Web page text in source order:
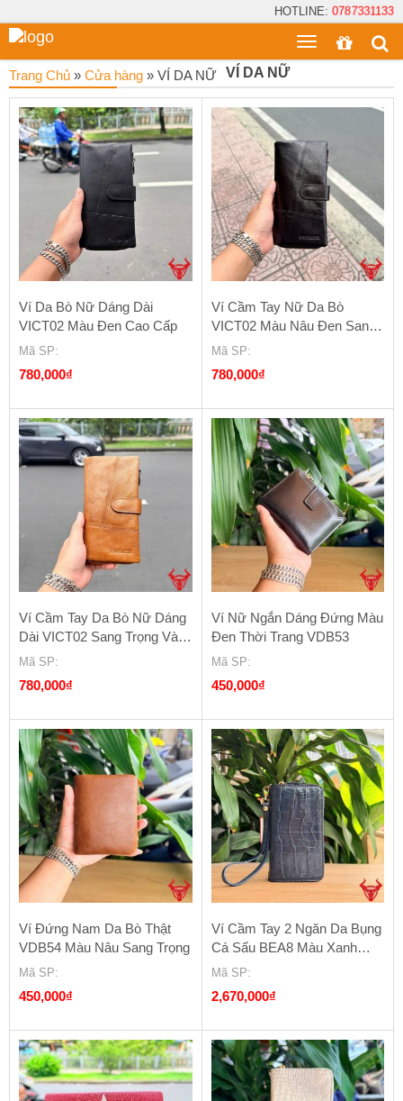
HOTLINE: 0787331133
Toggle
Trang Chủ » Cửa hàng » VÍ DA NỮ VÍ DA NỮ
Ví Da Bò Nữ Dáng Dài
VICT02 Màu Đen Cao Cấp
Mã SP:
780,000₫
Ví Cầm Tay Nữ Da Bò
VICT02 Màu Nâu Đen Sang
Trọng
Mã SP:
780,000₫
Ví Cầm Tay Da Bò Nữ Dáng
Dài VICT02 Sang Trọng Và
Tiện Dụng
Mã SP:
780,000₫
Ví Nữ Ngắn Dáng Đứng Màu
Đen Thời Trang VDB53
Mã SP:
450,000₫
Ví Đứng Nam Da Bò Thật
VDB54 Màu Nâu Sang Trọng
Mã SP:
450,000₫
Ví Cầm Tay 2 Ngăn Da Bụng
Cá Sấu BEA8 Màu Xanh
Navy
Mã SP:
2,670,000₫